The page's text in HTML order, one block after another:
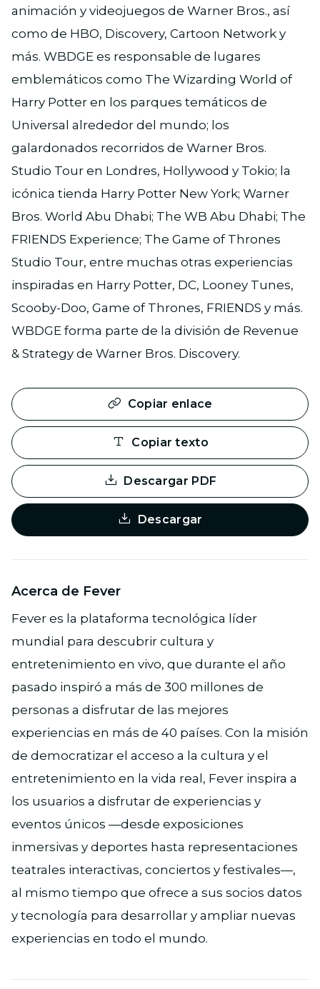
animación y videojuegos de Warner Bros., así
como de HBO, Discovery, Cartoon Network y
más. WBDGE es responsable de lugares
emblemáticos como The Wizarding World of
Harry Potter en los parques temáticos de
Universal alrededor del mundo; los
galardonados recorridos de Warner Bros.
Studio Tour en Londres, Hollywood y Tokio; la
icónica tienda Harry Potter New York; Warner
Bros. World Abu Dhabi; The WB Abu Dhabi; The
FRIENDS Experience; The Game of Thrones
Studio Tour, entre muchas otras experiencias
inspiradas en Harry Potter, DC, Looney Tunes,
Scooby-Doo, Game of Thrones, FRIENDS y más.
WBDGE forma parte de la división de Revenue
& Strategy de Warner Bros. Discovery.
Copiar enlace
Copiar texto
Descargar PDF
Descargar
Acerca de Fever
Fever es la plataforma tecnológica líder
mundial para descubrir cultura y
entretenimiento en vivo, que durante el año
pasado inspiró a más de 300 millones de
personas a disfrutar de las mejores
experiencias en más de 40 países. Con la misión
de democratizar el acceso a la cultura y el
entretenimiento en la vida real, Fever inspira a
los usuarios a disfrutar de experiencias y
eventos únicos —desde exposiciones
inmersivas y deportes hasta representaciones
teatrales interactivas, conciertos y festivales—,
al mismo tiempo que ofrece a sus socios datos
y tecnología para desarrollar y ampliar nuevas
experiencias en todo el mundo.